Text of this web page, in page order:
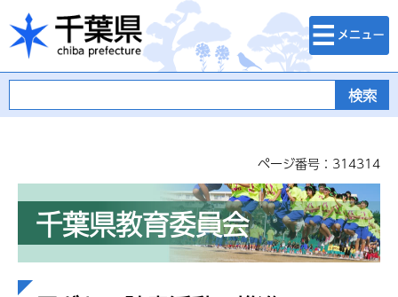
千葉県
検索・メニュ
ー
ページ番号：314314
千葉県教育委員会